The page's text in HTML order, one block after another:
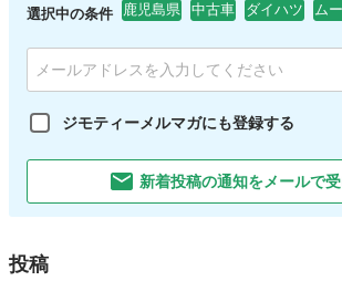
選択中の条件 鹿児島県 中古車 ダイハツ ム
ジモティーメルマガにも登録する
新着投稿の通知をメールで
投稿